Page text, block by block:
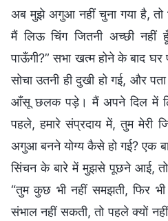
अब मुझे अगुआ नहीं चुना गया है, तो
मैं लिऊ चिंग जितनी अच्छी नहीं
पाऊँगी?” सभा खत्म होने के बाद
सोचा उतनी ही दुखी हो गई, और
आँसू छलक पड़े। मैं अपने दिल में
पहले, हमारे संप्रदाय में, तुम मेरी
अगुआ बनने योग्य कैसे हो गई? एक
सिंचन के बारे में मुझसे पूछने आई,
“तुम कुछ भी नहीं समझती, फिर
संभाल नहीं सकती, तो पहले क्यों